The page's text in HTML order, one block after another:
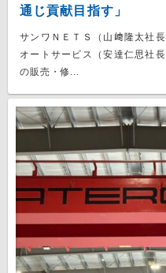
通じ貢献目指す」
サンワＮＥＴＳ（山﨑隆太社
オートサービス（安達仁思社
の販売・修...